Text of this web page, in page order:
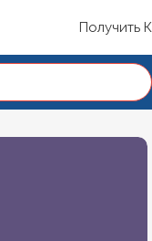
Получить